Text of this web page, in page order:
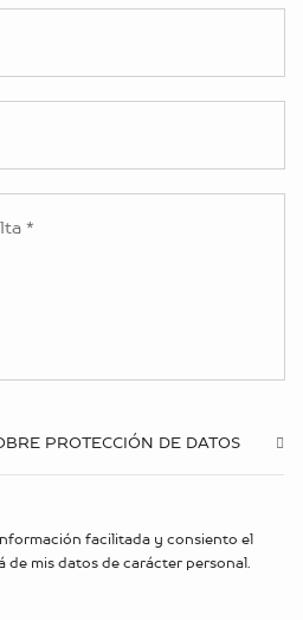
PROTECCIÓN DE DATOS
facilitada y consiento el
mis datos de carácter personal.